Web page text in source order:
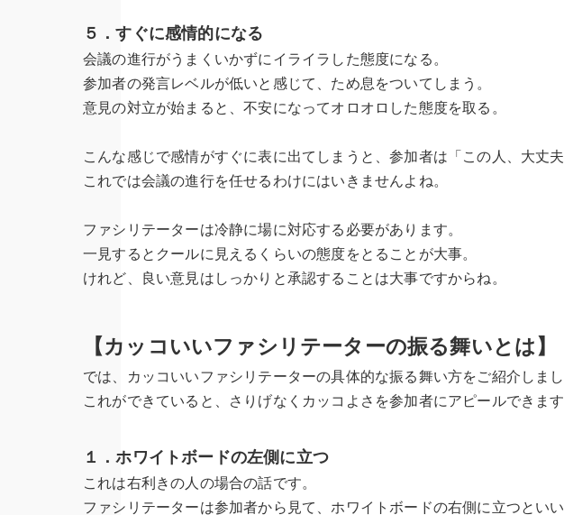
５．すぐに感情的になる
会議の進行がうまくいかずにイライラした態度になる。
参加者の発言レベルが低いと感じて、ため息をついてしまう。
意見の対立が始まると、不安になってオロオロした態度を取る。
こんな感じで感情がすぐに表に出てしまうと、参加者は「この人、大丈
これでは会議の進行を任せるわけにはいきませんよね。
ファシリテーターは冷静に場に対応する必要があります。
一見するとクールに見えるくらいの態度をとることが大事。
けれど、良い意見はしっかりと承認することは大事ですからね。
【カッコいいファシリテーターの振る舞いとは】
では、カッコいいファシリテーターの具体的な振る舞い方をご紹介しまし
これができていると、さりげなくカッコよさを参加者にアピールできます
１．ホワイトボードの左側に立つ
これは右利きの人の場合の話です。
ファシリテーターは参加者から見て、ホワイトボードの右側に立つといい